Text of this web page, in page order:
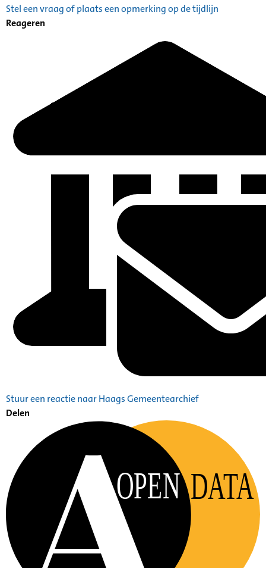
Stel een vraag of plaats een opmerking op de tijdlijn
Reageren
Stuur een reactie naar Haags Gemeentearchief
Delen
OPEN DATA